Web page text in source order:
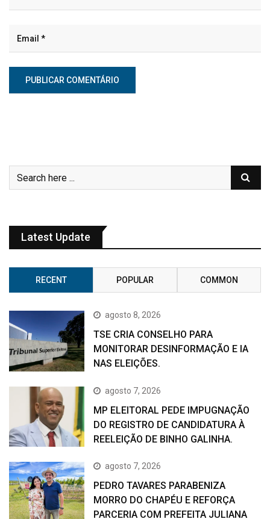
Latest Update
RECENT POPULAR COMMON
agosto 8, 2026
TSE CRIA CONSELHO PARA
MONITORAR DESINFORMAÇÃO E IA
NAS ELEIÇÕES.
agosto 7, 2026
MP ELEITORAL PEDE IMPUGNAÇÃO
DO REGISTRO DE CANDIDATURA À
REELEIÇÃO DE BINHO GALINHA.
agosto 7, 2026
PEDRO TAVARES PARABENIZA
MORRO DO CHAPÉU E REFORÇA
PARCERIA COM PREFEITA JULIANA